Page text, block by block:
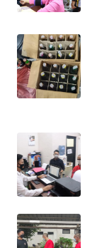
WN
TENGAH
WN DELI
SERDANG
WN
TEBING
TINGGI
WN
PAKPAK